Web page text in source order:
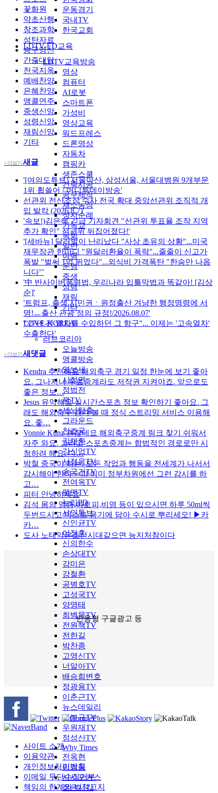
운동경기
국내TV
한국교회
LDTV-ED교육
LDTV교육방송
영상
컴퓨터
AI로봇
스마트폰
가성비
영상교육
워드프레스
드론영상
자동차
캠핑카
생존스쿨
건축시공
공구제작
채소농장
성지순례
기독교
목회
일반
여행
운영
중생
성령
재림
기타
LOVE-KOREA
러브코리아
오늘방송
앵콜방송
영보세
시정연
정법전
꽉TV
세뇌탈출
그라운드
천조국
김채환
강신업TV
서정욱TV
송국건TV
전여옥TV
팩맨TV
누리PD
샤인튜브
신인균TV
이정훈
신의한수
손상대TV
강미은
강철환
공병호TV
고성국TV
양영태
최병묵TV
전원책TV
전한길
박찬종
고영신TV
너알아TV
배승희변호
정광용TV
이춘근TV
뉴스데일리
이봉규TV
우원재TV
정성산TV
Why Times
전옥현
민경욱
시사포커스
젊은시각
꽃화원
약초산행
창조과학
성탄자료
송구영신
간증대담
천국지옥
예배찬양
은혜찬양
앵콜연주
중생신앙
성령신앙
재림신앙
기타
+ 더보기새글
'[여의도튜브] 서울아산, 삼성서울, 서울대병원 9개부문
1위 휩쓸어 / 머니투데이방송'
선관위 전산조작 수사 전국 확대 중앙선관위 조직적 개
입 발칵 (2026.8.7)'
'속보!)김은혜 긴급 기자회견 "선관위 투표율 조작 지역
추가 확인" 선관위 뒤집어졌다!'
'[세바뉴] 달러벌이 난리났다 "사상 초유의 상황"...미국
재무장관 한마디 "원달러환율이 폭락"...줄줄이 신고가
폭발 "벌써 1억 뛰었다"...외식비 가격폭탄 "한숨만 나옵
니다"'
'中 반사이버폭력법, 우리나라 입틀막법과 똑같아! [김상
순]'
'트럼프, 출생 시민권ㆍ원정출산 겨냥한 행정명령에 서
명!ㅡ출산 관광 정의 규정!/2026.08.07'
'"27년 전 열차를 수입하던 그 항구"... 이제는 '고속열차'
수출한다'
+ 더보기새댓글
Kendra 추천해요 해외축구 경기 일정 한눈에 보기 좋아
요. 그나저나 무료중계라도 저작권 지켜야죠. 앞으로도
좋은 정보…
Jesus 유익해요 실시간스포츠 정보 확인하기 좋아요. 그
래도 해외축구 경기 볼 때 정식 스트리밍 서비스 이용해
요. 좋…
Vonnie Kunz괜찮네요 해외축구중계 링크 찾기 쉬워서
자주 와요. 그리고 스포츠중계는 합법적인 경로로만 시
청하려 해요. 다…
박철 중국이 하는. 모든 작업과 행동을 전세계가 나서서
감시해야 한다~~!!! 이미 정부차원에선 그런 감시를 하
고…
피터 안녕하세요
김석 몸의 염증,아토피,비염 등이 있으시면 하루 50ml씩
두번드시고 미스트 용기에 담아 수시로 뿌리세오! ▶카
카…
도사 노태악은조선시대같으면 능지처참이다
반응형 구글광고 등
사이트 소개
이용약관
개인정보처리방침
이메일 무단수집거부
책임의 한계와 법적고지